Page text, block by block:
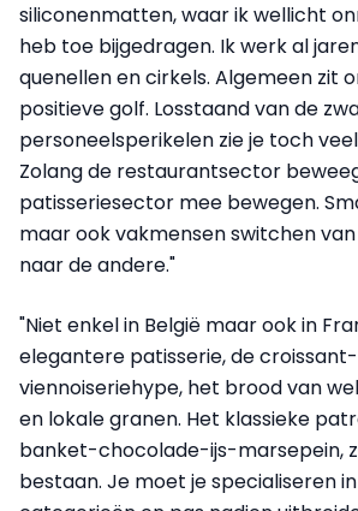
siliconenmatten, waar ik wellicht
heb toe bijgedragen. Ik werk al
quenellen en cirkels. Algemeen zit
positieve golf. Losstaand van de
personeelsperikelen zie je toch
Zolang de restaurantsector
patisseriesector mee bewegen.
maar ook vakmensen switchen
naar de andere."
"Niet enkel in België maar ook in
elegantere patisserie, de croissant-
viennoiseriehype, het brood van
en lokale granen. Het klassieke
banket-chocolade-ijs-marsepein,
bestaan. Je moet je specialiseren